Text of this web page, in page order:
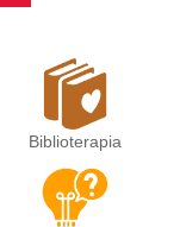
Biblioterapia